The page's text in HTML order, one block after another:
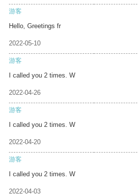
游客
Hello, Greetings fr
2022-05-10
游客
I called you 2 times. W
2022-04-26
游客
I called you 2 times. W
2022-04-20
游客
I called you 2 times. W
2022-04-03